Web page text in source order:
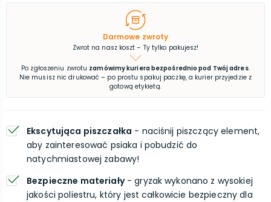
Darmowe zwroty
Zwrot na nasz koszt – Ty tylko pakujesz!
Po zgłoszeniu zwrotu zamówimy kuriera bezpośrednio pod Twój adres.
Nie musisz nic drukować – po prostu spakuj paczkę, a kurier przyjedzie z
gotową etykietą.
Ekscytująca piszczałka - naciśnij piszczący element,
aby zainteresować psiaka i pobudzić do
natychmiastowej zabawy!
Bezpieczne materiały- gryzak wykonano z wysokiej
jakości poliestru, który jest całkowicie bezpieczny dla